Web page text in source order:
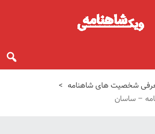
شخصیت های شاهنامه >
– ساسان